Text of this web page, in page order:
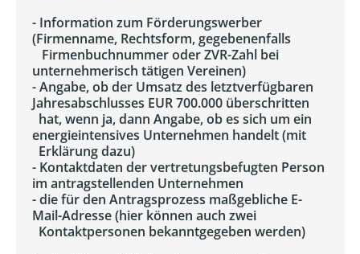
- Information zum Förderungswerber
(Firmenname, Rechtsform, gegebenenfalls
Firmenbuchnummer oder ZVR-Zahl bei
unternehmerisch tätigen Vereinen)
- Angabe, ob der Umsatz des letztverfügbaren
Jahresabschlusses EUR 700.000 überschritten
hat, wenn ja, dann Angabe, ob es sich um ein
energieintensives Unternehmen handelt (mit
Erklärung dazu)
- Kontaktdaten der vertretungsbefugten Person
im antragstellenden Unternehmen
- die für den Antragsprozess maßgebliche E-
Mail-Adresse (hier können auch zwei
Kontaktpersonen bekanntgegeben werden)